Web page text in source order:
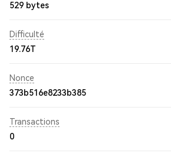
529 bytes
Difficulté
19.76T
Nonce
373b516e8233b385
Transactions
0